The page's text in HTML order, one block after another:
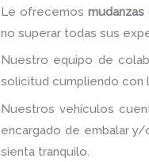
Le ofrecemos
no superar todas sus
Nuestro equipo de
solicitud cumpliendo con
Nuestros vehículos
encargado de embalar
sienta tranquilo.